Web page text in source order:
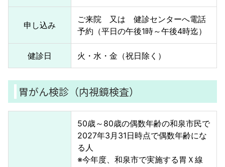
申し込み
ご来院 又は 健診センターへ電話
予約（平日の午後1時～午後4時迄）
健診日 火・水・金（祝日除く）
胃がん検診（内視鏡検査）
50歳～80歳の偶数年齢の和泉市民で
2027年3月31日時点で偶数年齢にな
る人
※今年度、和泉市で実施する胃Ｘ線